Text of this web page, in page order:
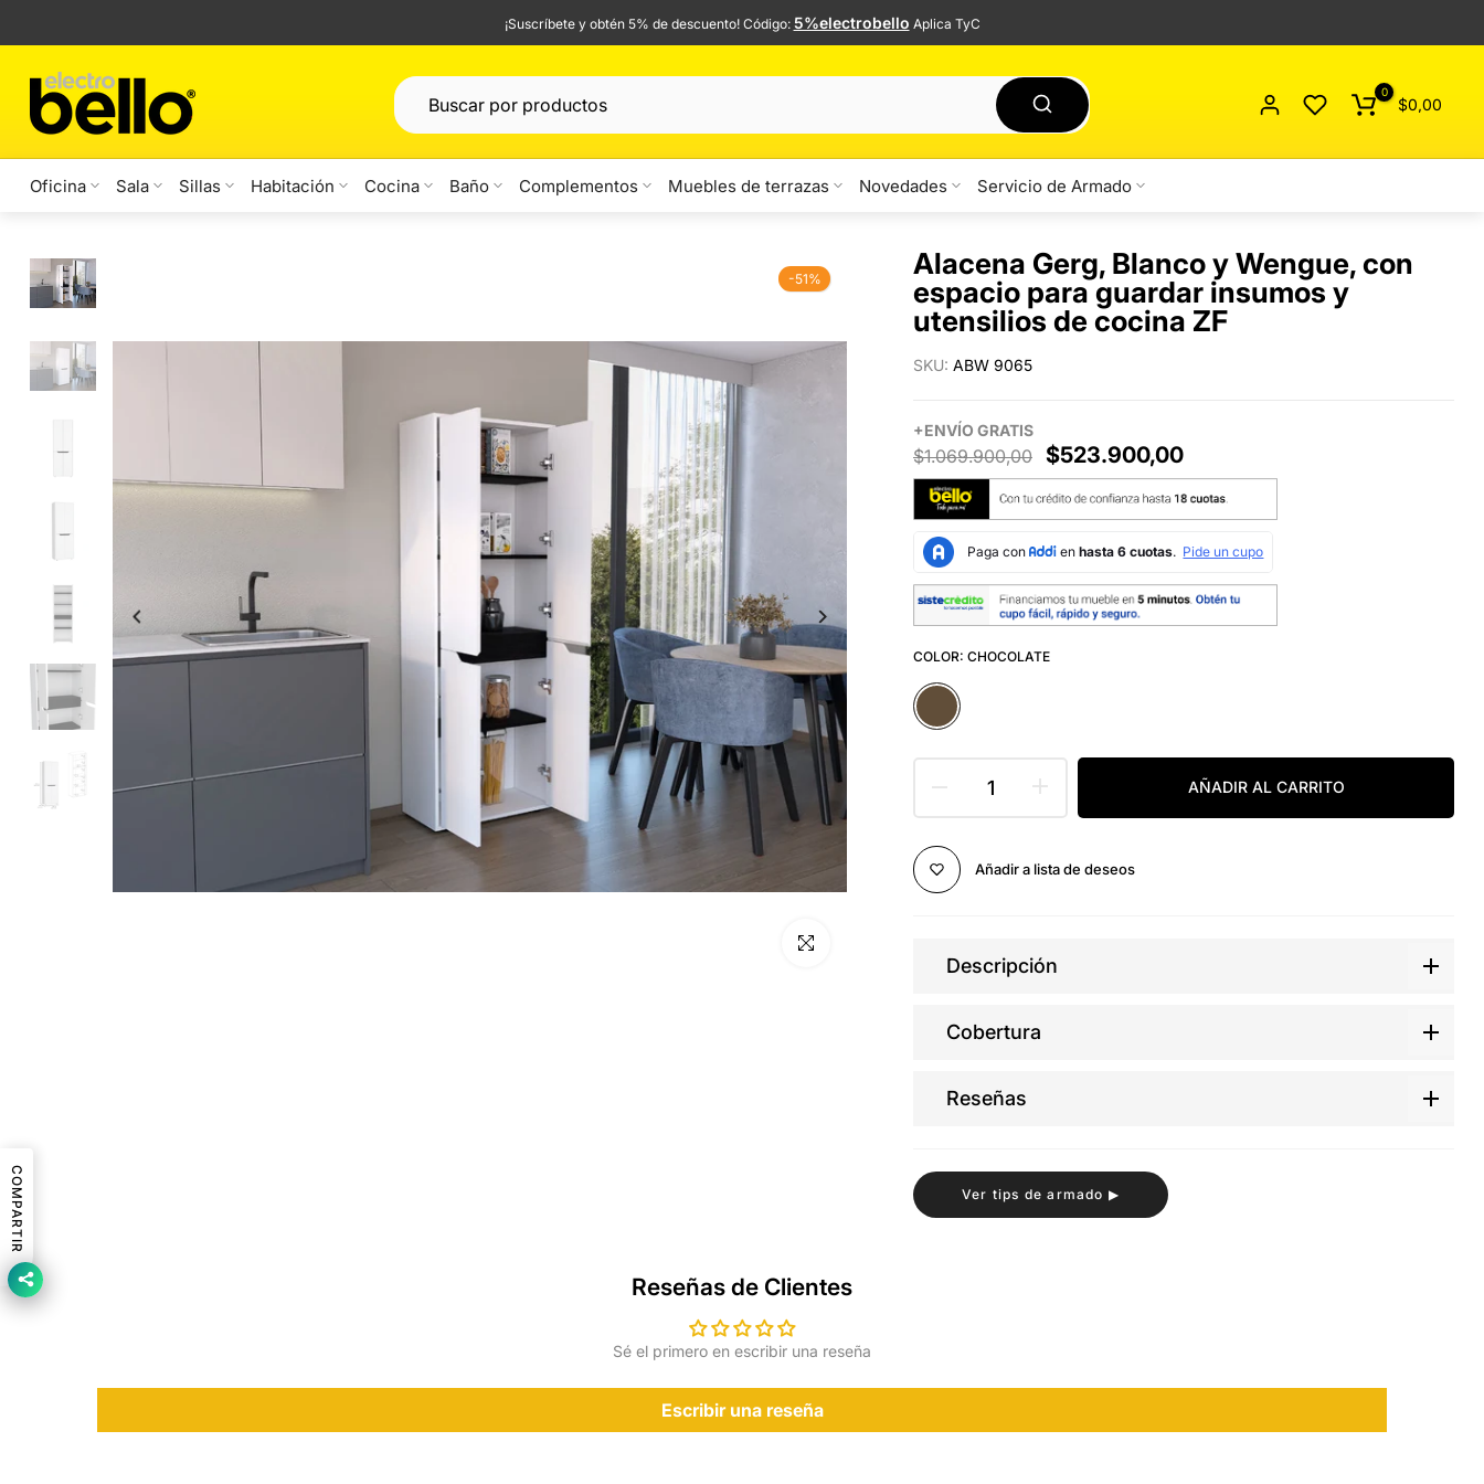
al
contenido
¡Suscríbete y obtén 5% de descuento! Código: 5%electrobello Aplica TyC
0
$0,00
Oficina Sala Sillas Habitación Cocina Baño Complementos Muebles de terrazas Novedades Servicio de Armado
-51%
Click para alargar
Alacena Gerg, Blanco y Wengue, con
espacio para guardar insumos y
utensilios de cocina ZF
SKU: ABW 9065
+ENVÍO GRATIS
$1.069.900,00 $523.900,00
COLOR: CHOCOLATE
AÑADIR AL CARRITO
Añadir a lista de deseos
Descripción
Cobertura
Reseñas
Ver tips de armado ▶
Reseñas de Clientes
Sé el primero en escribir una reseña
Escribir una reseña
COMPARTIR